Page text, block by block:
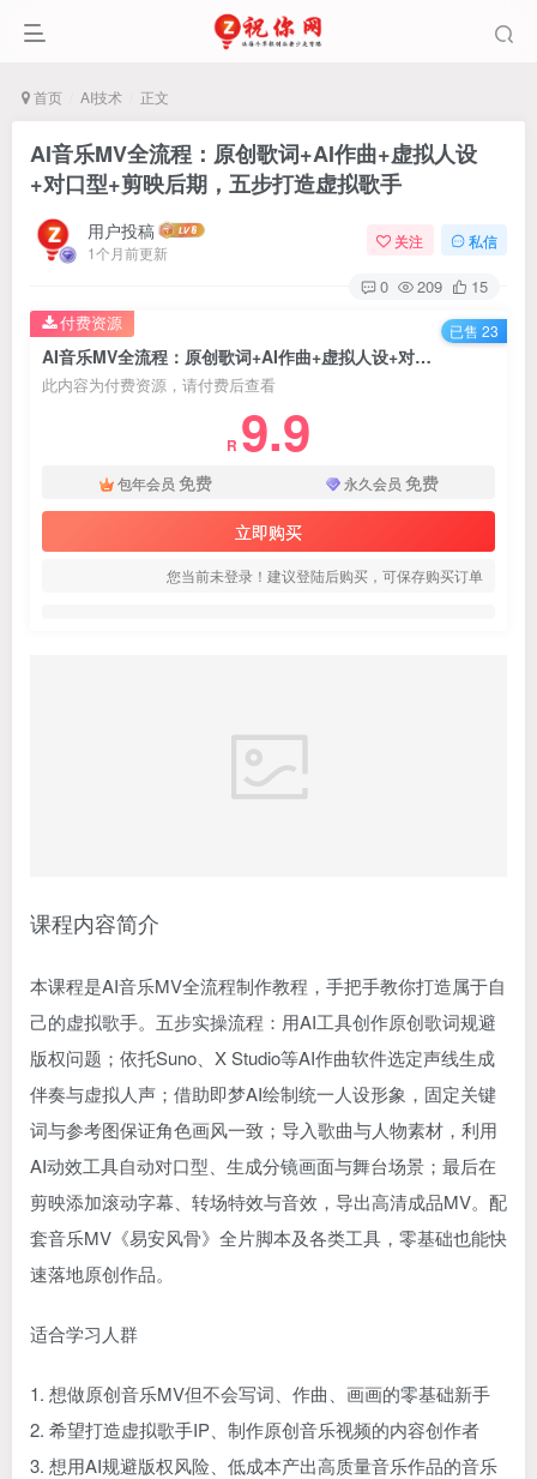
首页 AI技术 正文
AI音乐MV全流程：原创歌词+AI作曲+虚拟人设
+对口型+剪映后期，五步打造虚拟歌手
用户投稿
1个月前更新
关注 私信
0 209 15
AI音乐MV全流程：原创歌词+AI作曲+虚拟人设+对口型+剪映后期，五步打造虚拟歌手
此内容为付费资源，请付费后查看
R 9.9
包年会员 免费 永久会员 免费
立即购买
您当前未登录！建议登陆后购买，可保存购买订单
付费资源 已售 23
课程内容简介
本课程是AI音乐MV全流程制作教程，手把手教你打造属于自
己的虚拟歌手。五步实操流程：用AI工具创作原创歌词规避
版权问题；依托Suno、X Studio等AI作曲软件选定声线生成
伴奏与虚拟人声；借助即梦AI绘制统一人设形象，固定关键
词与参考图保证角色画风一致；导入歌曲与人物素材，利用
AI动效工具自动对口型、生成分镜画面与舞台场景；最后在
剪映添加滚动字幕、转场特效与音效，导出高清成品MV。配
套音乐MV《易安风骨》全片脚本及各类工具，零基础也能快
速落地原创作品。
适合学习人群
1. 想做原创音乐MV但不会写词、作曲、画画的零基础新手
2. 希望打造虚拟歌手IP、制作原创音乐视频的内容创作者
3. 想用AI规避版权风险、低成本产出高质量音乐作品的音乐